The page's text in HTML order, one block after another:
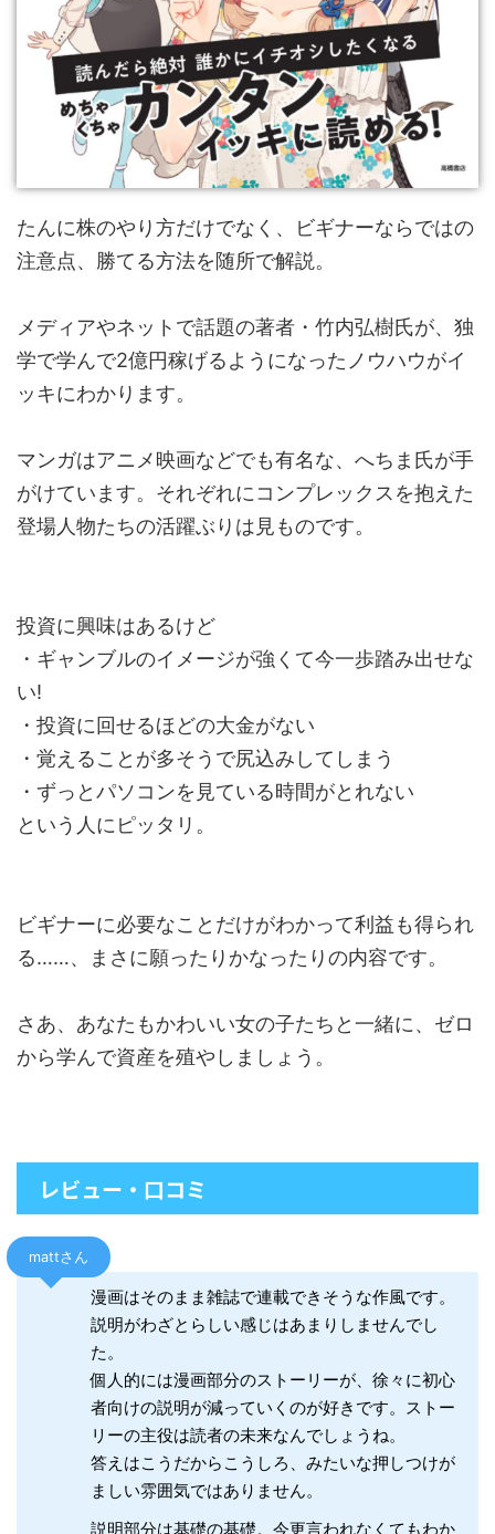
たんに株のやり方だけでなく、ビギナーならではの
注意点、勝てる方法を随所で解説。
メディアやネットで話題の著者・竹内弘樹氏が、独
学で学んで2億円稼げるようになったノウハウがイ
ッキにわかります。
マンガはアニメ映画などでも有名な、へちま氏が手
がけています。それぞれにコンプレックスを抱えた
登場人物たちの活躍ぶりは見ものです。
投資に興味はあるけど
・ギャンブルのイメージが強くて今一歩踏み出せな
い!
・投資に回せるほどの大金がない
・覚えることが多そうで尻込みしてしまう
・ずっとパソコンを見ている時間がとれない
という人にピッタリ。
ビギナーに必要なことだけがわかって利益も得られ
る……、まさに願ったりかなったりの内容です。
さあ、あなたもかわいい女の子たちと一緒に、ゼロ
から学んで資産を殖やしましょう。
レビュー・口コミ
mattさん
漫画はそのまま雑誌で連載できそうな作風です。
説明がわざとらしい感じはあまりしませんでし
た。
個人的には漫画部分のストーリーが、徐々に初心
者向けの説明が減っていくのが好きです。ストー
リーの主役は読者の未来なんでしょうね。
答えはこうだからこうしろ、みたいな押しつけが
ましい雰囲気ではありません。
説明部分は基礎の基礎。今更言われなくてもわか